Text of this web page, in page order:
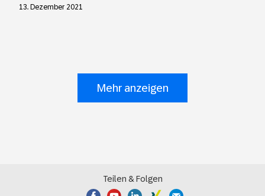
13. Dezember 2021
Mehr anzeigen
Teilen & Folgen